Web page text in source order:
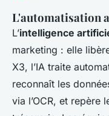
L'automatisation
L’intelligence
marketing : elle
X3, l’IA traite
reconnaît les
via l’OCR, et repère